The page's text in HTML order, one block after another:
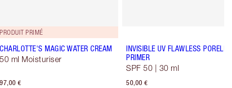
PRODUIT PRIMÉ
CHARLOTTE'S MAGIC WATER CREAM
50 ml Moisturiser
97,00 €
INVISIBLE UV FLAWLESS
PRIMER
SPF 50 | 30 ml
50,00 €